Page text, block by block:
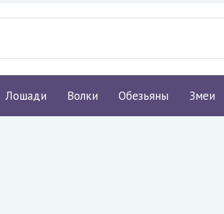
Лошади Волки Обезьяны Змеи